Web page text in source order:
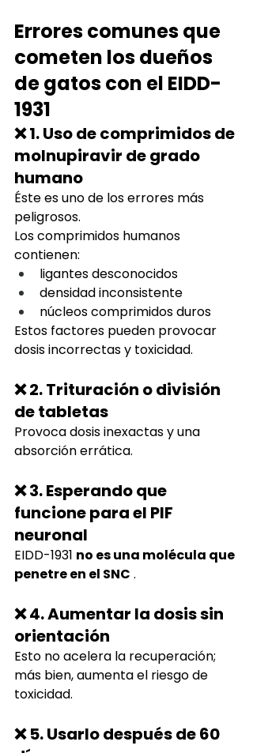
Errores comunes que
cometen los dueños
de gatos con el EIDD-
1931
❌ 1. Uso de comprimidos de
molnupiravir de grado
humano
Éste es uno de los errores más
peligrosos.
Los comprimidos humanos
contienen:
ligantes desconocidos
densidad inconsistente
núcleos comprimidos duros
Estos factores pueden provocar
dosis incorrectas y toxicidad.
❌ 2. Trituración o división
de tabletas
Provoca dosis inexactas y una
absorción errática.
❌ 3. Esperando que
funcione para el PIF
neuronal
EIDD-1931 no es una molécula que
penetre en el SNC .
❌ 4. Aumentar la dosis sin
orientación
Esto no acelera la recuperación;
más bien, aumenta el riesgo de
toxicidad.
❌ 5. Usarlo después de 60